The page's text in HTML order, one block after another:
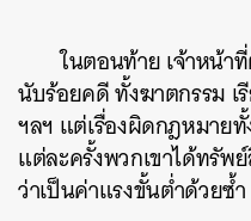
ในตอนท้าย เจ้าหน้า
นับร้อยคดี ทั้งฆาตกรรม เ
ฯลฯ แต่เรื่องผิดกฎหมาย
แต่ละครั้งพวกเขาได้ทรัพ
ว่าเป็นค่าแรงขั้นต่ำด้วยซ้ำ